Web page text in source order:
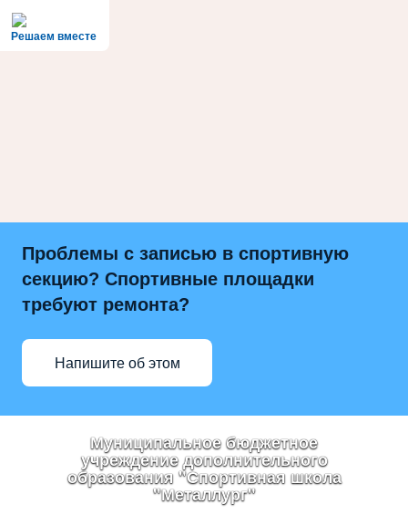
Решаем вместе
Проблемы с записью в спортивную
секцию? Спортивные площадки
требуют ремонта?
Напишите об этом
Муниципальное бюджетное
учреждение дополнительного
образования "Спортивная школа
"Металлург"